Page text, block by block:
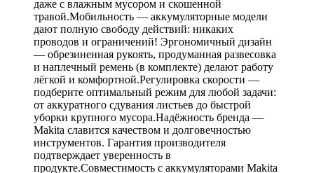
даже с влажным мусором и скошенной
травой.Мобильность — аккумуляторные модели
дают полную свободу действий: никаких
проводов и ограничений! Эргономичный дизайн
— обрезиненная рукоять, продуманная развесовка
и наплечный ремень (в комплекте) делают работу
лёгкой и комфортной.Регулировка скорости —
подберите оптимальный режим для любой задачи:
от аккуратного сдувания листьев до быстрой
уборки крупного мусора.Надёжность бренда —
Makita славится качеством и долговечностью
инструментов. Гарантия производителя
подтверждает уверенность в
продукте.Совместимость с аккумуляторами Makita